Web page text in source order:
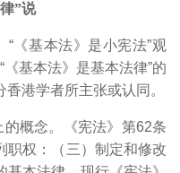
”说
“《基本法》是小宪法”观
基本法》是基本法律”的
港学者所主张或认同。
的概念。《宪法》第62条
职权：（三）制定和修改